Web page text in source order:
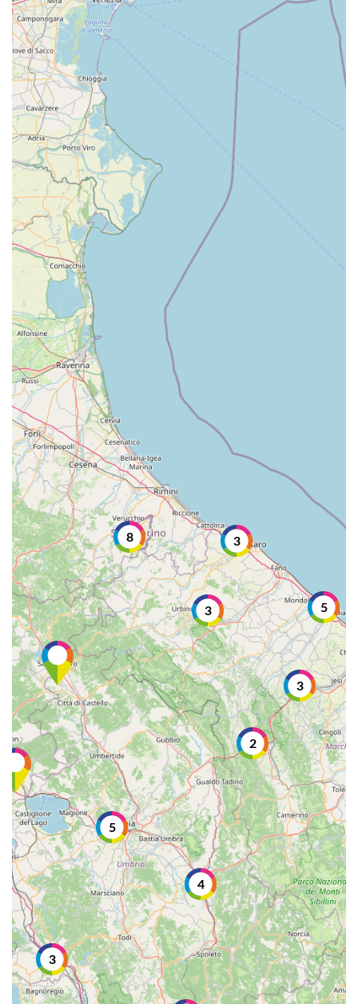
8
4
3
5
3
5
3
3
2